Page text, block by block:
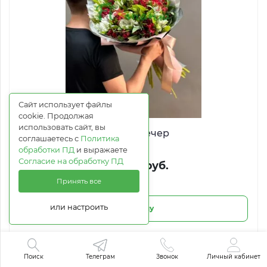
Теплый вечер
от 3 199 руб.
В корзину
5
Поиск Телеграм Звонок Личный кабинет
Сайт использует файлы
cookie. Продолжая
использовать сайт, вы
соглашаетесь с Политика
обработки ПД и выражаете
Согласие на обработку ПД
Принять все
или настроить